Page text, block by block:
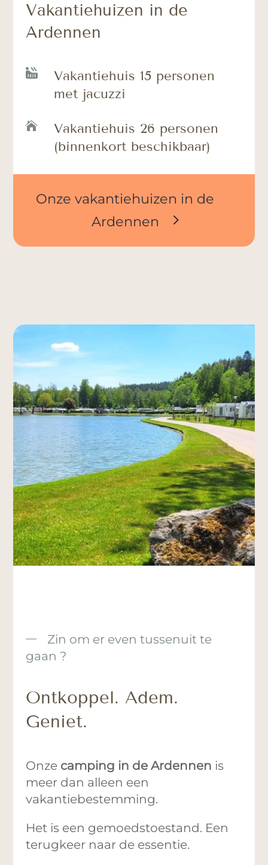
Vakantiehuizen in de
Ardennen

Vakantiehuis 15 personen
met jacuzzi

Vakantiehuis 26 personen
(binnenkort beschikbaar)
Onze vakantiehuizen in de
Ardennen
Zin om er even tussenuit te
gaan ?
Ontkoppel. Adem.
Geniet.
Onze camping in de Ardennen is
meer dan alleen een
vakantiebestemming.
Het is een gemoedstoestand. Een
terugkeer naar de essentie.